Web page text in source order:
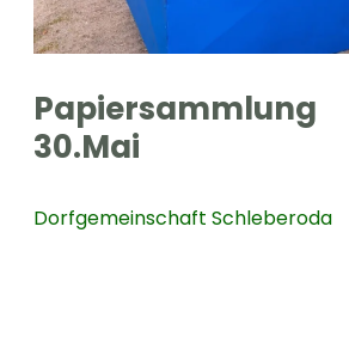
Papiersammlung
30.Mai
Dorfgemeinschaft Schleberoda